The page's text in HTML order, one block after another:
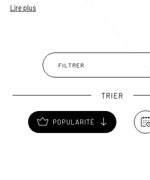
principale appelée également
fort Spagnola construit par les
Napoléon bâti par les Français.
Lire plus
FILTRER
TRIER
POPULARITÉ